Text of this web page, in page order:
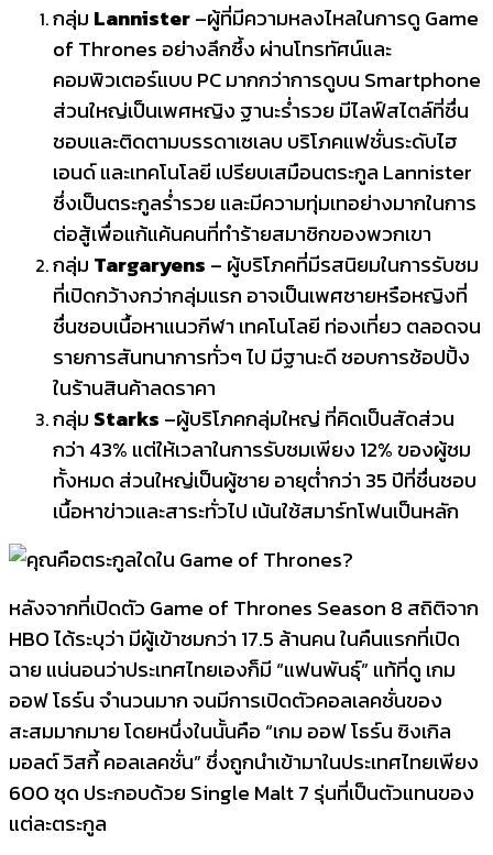
กลุ่ม Lannister–ผู้ที่มีความหลงไหลในการดู Game
of Thrones อย่างลึกซึ้ง ผ่านโทรทัศน์และ
คอมพิวเตอร์แบบ PC มากกว่าการดูบน Smartphone
ส่วนใหญ่เป็นเพศหญิง ฐานะร่ำรวย มีไลฟ์สไตล์ที่ชื่น
ชอบและติดตามบรรดาเซเลบ บริโภคแฟชั่นระดับไฮ
เอนด์ และเทคโนโลยี เปรียบเสมือนตระกูล Lannister
ซึ่งเป็นตระกูลร่ำรวย และมีความทุ่มเทอย่างมากในการ
ต่อสู้เพื่อแก้แค้นคนที่ทำร้ายสมาชิกของพวกเขา
กลุ่ม Targaryens – ผู้บริโภคที่มีรสนิยมในการรับชม
ที่เปิดกว้างกว่ากลุ่มแรก อาจเป็นเพศชายหรือหญิงที่
ชื่นชอบเนื้อหาแนวกีฬา เทคโนโลยี ท่องเที่ยว ตลอดจน
รายการสันทนาการทั่วๆ ไป มีฐานะดี ชอบการช้อปปิ้ง
ในร้านสินค้าลดราคา
กลุ่ม Starks –ผู้บริโภคกลุ่มใหญ่ ที่คิดเป็นสัดส่วน
กว่า 43% แต่ให้เวลาในการรับชมเพียง 12% ของผู้ชม
ทั้งหมด ส่วนใหญ่เป็นผู้ชาย อายุต่ำกว่า 35 ปีที่ชื่นชอบ
เนื้อหาข่าวและสาระทั่วไป เน้นใช้สมาร์ทโฟนเป็นหลัก
หลังจากที่เปิดตัว Game of Thrones Season 8 สถิติจาก
HBO ได้ระบุว่า มีผู้เข้าชมกว่า 17.5 ล้านคน ในคืนแรกที่เปิด
ฉาย แน่นอนว่าประเทศไทยเองก็มี “แฟนพันธุ์” แท้ที่ดู เกม
ออฟ โธร์น จำนวนมาก จนมีการเปิดตัวคอลเลคชั่นของ
สะสมมากมาย โดยหนึ่งในนั้นคือ “เกม ออฟ โธร์น ซิงเกิล
มอลต์ วิสกี้ คอลเลคชั่น” ซึ่งถูกนำเข้ามาในประเทศไทยเพียง
600 ชุด ประกอบด้วย Single Malt 7 รุ่นที่เป็นตัวแทนของ
แต่ละตระกูล